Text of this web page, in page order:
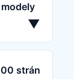
▼
strán